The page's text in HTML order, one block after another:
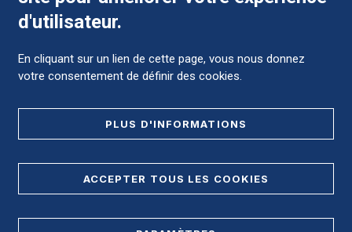
Comment préparer mon hospitalisation ?
d'utilisateur.
En cliquant sur un lien de cette page, vous nous donnez
votre consentement de définir des cookies.
PLUS D'INFORMATIONS
ACCEPTER TOUS LES COOKIES